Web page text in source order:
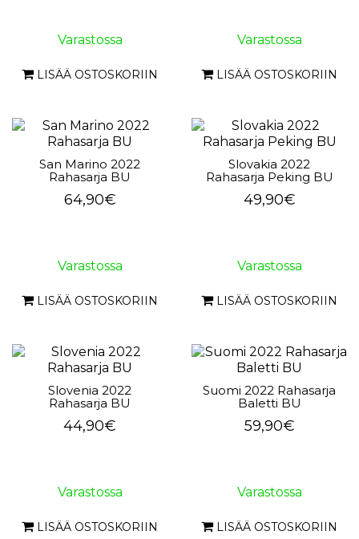
Varastossa
LISÄÄ OSTOSKORIIN
Varastossa
LISÄÄ OSTOSKORIIN
San Marino 2022
Rahasarja BU
64,90€
Varastossa
LISÄÄ OSTOSKORIIN
Slovakia 2022
Rahasarja Peking BU
49,90€
Varastossa
LISÄÄ OSTOSKORIIN
Slovenia 2022
Rahasarja BU
44,90€
Varastossa
LISÄÄ OSTOSKORIIN
Suomi 2022 Rahasarja
Baletti BU
59,90€
Varastossa
LISÄÄ OSTOSKORIIN